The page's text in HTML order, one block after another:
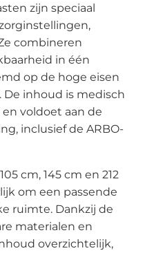
zijn speciaal
combineren
in één
op de hoge eisen
inhoud is medisch
voldoet aan de
inclusief de ARBO-
cm, 145 cm en 212
om een passende
ruimte. Dankzij de
materialen en
overzichtelijk,